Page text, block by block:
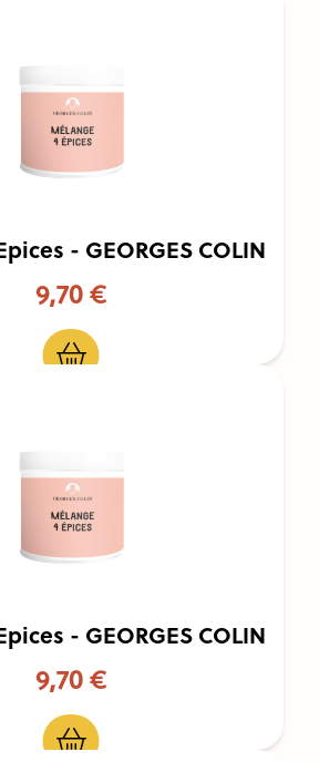
- GEORGES COLIN
9,70 €
- GEORGES COLIN
9,70 €